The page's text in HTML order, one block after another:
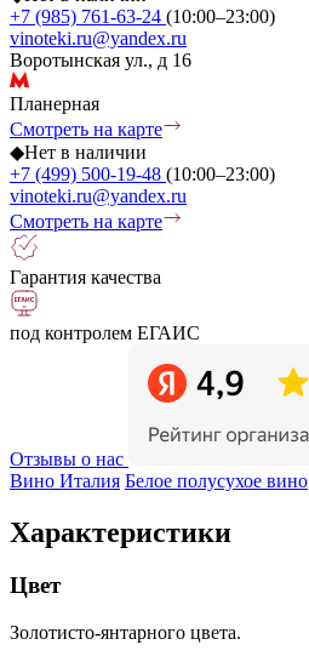
+7 (985) 761-63-24 (10:00–23:00)
vinoteki.ru@yandex.ru
Воротынская ул., д 16
Планерная
Смотреть на карте
◆Нет в наличии
+7 (499) 500-19-48 (10:00–23:00)
vinoteki.ru@yandex.ru
Смотреть на карте
Гарантия качества
под контролем ЕГАИС
Отзывы о нас
Вино Италия Белое полусухое вино
Характеристики
Цвет
Золотисто-янтарного цвета.